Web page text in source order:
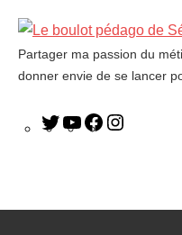
Le
boulot
Partager ma passion du
donner envie de se lancer